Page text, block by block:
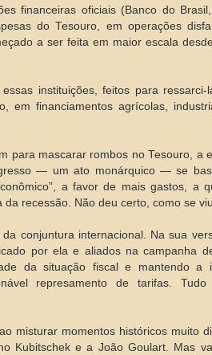
financeiras oficiais (Banco do
do Tesouro, em operações
a ser feita em maior escala
instituições, feitos para ressarci-
em financiamentos agrícolas,
para mascarar rombos no Tesouro, a
— um ato monárquico — se
a favor de mais gastos, a
recessão. Não deu certo, como se
conjuntura internacional. Na sua
por ela e aliados na campanha
da situação fiscal e mantendo a
represamento de tarifas.
misturar momentos históricos muito
Kubitschek e a João Goulart. Mas